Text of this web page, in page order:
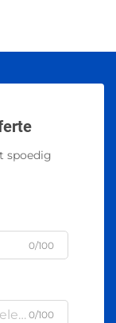
spoedig
0/100
0/100